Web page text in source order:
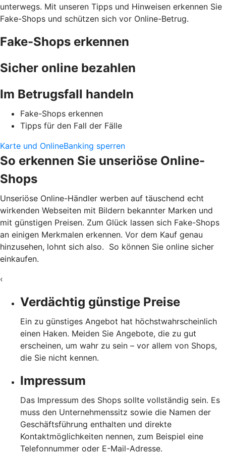
unterwegs. Mit unseren Tipps und Hinweisen erkennen Sie
Fake-Shops und schützen sich vor Online-Betrug.
Fake-Shops erkennen
Sicher online bezahlen
Im Betrugsfall handeln
Fake-Shops erkennen
Tipps für den Fall der Fälle
Karte und OnlineBanking sperren
So erkennen Sie unseriöse Online-
Shops
Unseriöse Online-Händler werben auf täuschend echt
wirkenden Webseiten mit Bildern bekannter Marken und
mit günstigen Preisen. Zum Glück lassen sich Fake-Shops
an einigen Merkmalen erkennen. Vor dem Kauf genau
hinzusehen, lohnt sich also. So können Sie online sicher
einkaufen.
‹
Verdächtig günstige Preise
Ein zu günstiges Angebot hat höchstwahrscheinlich
einen Haken. Meiden Sie Angebote, die zu gut
erscheinen, um wahr zu sein – vor allem von Shops,
die Sie nicht kennen.
Impressum
Das Impressum des Shops sollte vollständig sein. Es
muss den Unternehmenssitz sowie die Namen der
Geschäftsführung enthalten und direkte
Kontaktmöglichkeiten nennen, zum Beispiel eine
Telefonnummer oder E-Mail-Adresse.